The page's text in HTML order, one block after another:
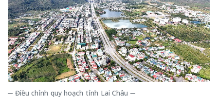
─ Điều chỉnh quy hoạch tỉnh Lai Châu ─